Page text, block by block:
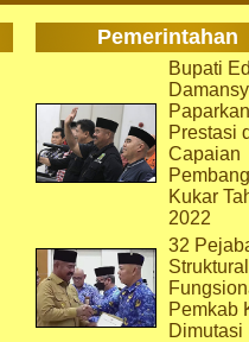
Pemerintahan
Bupati
Paparkan
Prestasi
Capaian
Kukar
2022
32
Pemkab
Dimutasi